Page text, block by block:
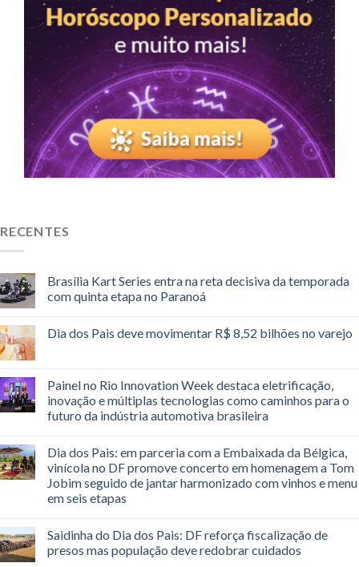
RECENTES
Brasília Kart Series entra na reta decisiva da temporada
com quinta etapa no Paranoá
Dia dos Pais deve movimentar R$ 8,52 bilhões no varejo
Painel no Rio Innovation Week destaca eletrificação,
inovação e múltiplas tecnologias como caminhos para o
futuro da indústria automotiva brasileira
Dia dos Pais: em parceria com a Embaixada da Bélgica,
vinícola no DF promove concerto em homenagem a Tom
Jobim seguido de jantar harmonizado com vinhos e menu
em seis etapas
Saidinha do Dia dos Pais: DF reforça fiscalização de
presos mas população deve redobrar cuidados